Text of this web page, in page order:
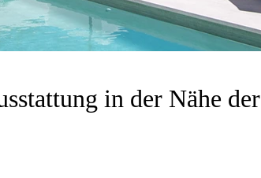
in der Nähe der